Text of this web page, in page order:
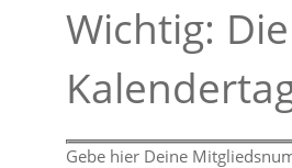
Wichtig:
Gebe hier Deine